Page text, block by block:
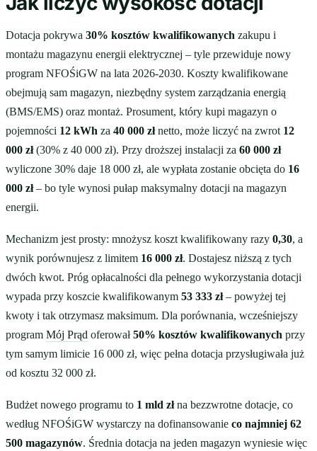
Dotacja pokrywa 30% kosztów kwalifikowanych zakupu i
montażu magazynu energii elektrycznej – tyle przewiduje nowy
program NFOŚiGW na lata 2026-2030. Koszty kwalifikowane
obejmują sam magazyn, niezbędny system zarządzania energią
(BMS/EMS) oraz montaż. Prosument, który kupi magazyn o
pojemności 12 kWh za 40 000 złnetto, może liczyć na zwrot 12
000 zł(30% z 40 000 zł). Przy droższej instalacji za 60 000 zł
wyliczone 30% daje 18 000 zł, ale wypłata zostanie obcięta do 16
000 zł– bo tyle wynosi pułap maksymalny dotacji na magazyn
energii.
Mechanizm jest prosty: mnożysz koszt kwalifikowany razy 0,30, a
wynik porównujesz z limitem 16 000 zł. Dostajesz niższą z tych
dwóch kwot. Próg opłacalności dla pełnego wykorzystania dotacji
wypada przy koszcie kwalifikowanym 53 333 zł– powyżej tej
kwoty i tak otrzymasz maksimum. Dla porównania, wcześniejszy
program Mój Prąd oferował50% kosztów kwalifikowanych przy
tym samym limicie 16 000 zł, więc pełna dotacja przysługiwała już
od kosztu 32 000 zł.
Budżet nowego programu to 1 mld złna bezzwrotne dotacje, co
według NFOŚiGW wystarczy na dofinansowanie co najmniej 62
500 magazynów. Średnia dotacja na jeden magazyn wyniesie więc